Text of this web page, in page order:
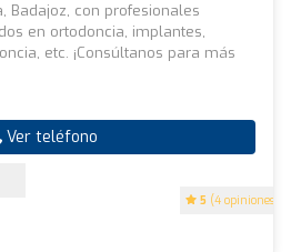
5 (4 opiniones)
Badajoz, con profesionales
en ortodoncia, implantes,
etc. ¡Consúltanos para más
Ver teléfono